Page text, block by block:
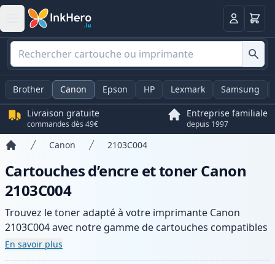
Panier
Brother Canon Epson HP Lexmark Samsung
Livraison gratuite
commandes dès 49€
Entreprise familiale
depuis 1997
Canon 2103C004
Cartouches d’encre et toner Canon
2103C004
Trouvez le toner adapté à votre imprimante Canon
2103C004 avec notre gamme de cartouches compatibles
et haute capacité. Profitez d’une qualité d’impression
En savoir plus